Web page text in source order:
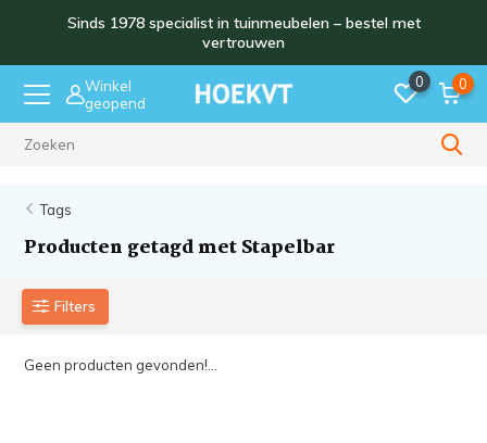
Sinds 1978 specialist in tuinmeubelen – bestel met
vertrouwen
Winkel
geopend
0 0
Tags
Producten getagd met Stapelbar
Filters
Geen producten gevonden!...